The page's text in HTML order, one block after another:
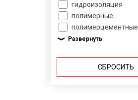
гидроизоляция
полимерные
полимерцементные
СБРОСИТЬ